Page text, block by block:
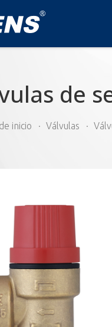
de
inicio Válvulas